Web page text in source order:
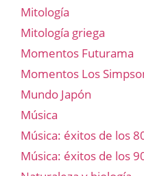
Mitología
Mitología griega
Momentos Futurama
Momentos Los
Mundo Japón
Música
Música: éxitos de los
Música: éxitos de los